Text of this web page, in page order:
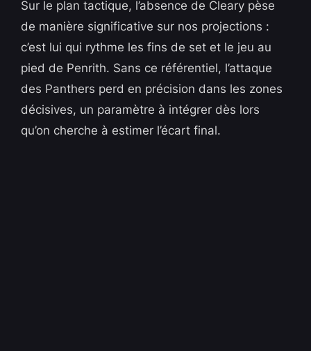
Sur le plan tactique, l’absence de Cleary pèse
de manière significative sur nos projections :
c’est lui qui rythme les fins de set et le jeu au
pied de Penrith. Sans ce référentiel, l’attaque
des Panthers perd en précision dans les zones
décisives, un paramètre à intégrer dès lors
qu’on cherche à estimer l’écart final.